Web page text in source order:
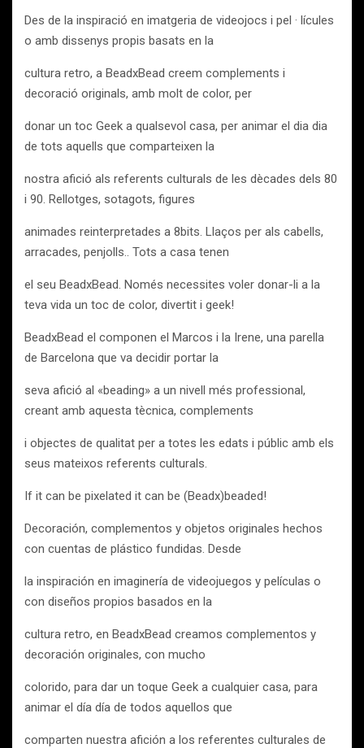
Des de la inspiració en imatgeria de videojocs i pel · lícules
o amb dissenys propis basats en la
cultura retro, a BeadxBead creem complements i
decoració originals, amb molt de color, per
donar un toc Geek a qualsevol casa, per animar el dia dia
de tots aquells que comparteixen la
nostra afició als referents culturals de les dècades dels 80
i 90. Rellotges, sotagots, figures
animades reinterpretades a 8bits. Llaços per als cabells,
arracades, penjolls.. Tots a casa tenen
el seu BeadxBead. Només necessites voler donar-li a la
teva vida un toc de color, divertit i geek!
BeadxBead el componen el Marcos i la Irene, una parella
de Barcelona que va decidir portar la
seva afició al «beading» a un nivell més professional,
creant amb aquesta tècnica, complements
i objectes de qualitat per a totes les edats i públic amb els
seus mateixos referents culturals.
If it can be pixelated it can be (Beadx)beaded!
Decoración, complementos y objetos originales hechos
con cuentas de plástico fundidas. Desde
la inspiración en imaginería de videojuegos y películas o
con diseños propios basados en la
cultura retro, en BeadxBead creamos complementos y
decoración originales, con mucho
colorido, para dar un toque Geek a cualquier casa, para
animar el día día de todos aquellos que
comparten nuestra afición a los referentes culturales de